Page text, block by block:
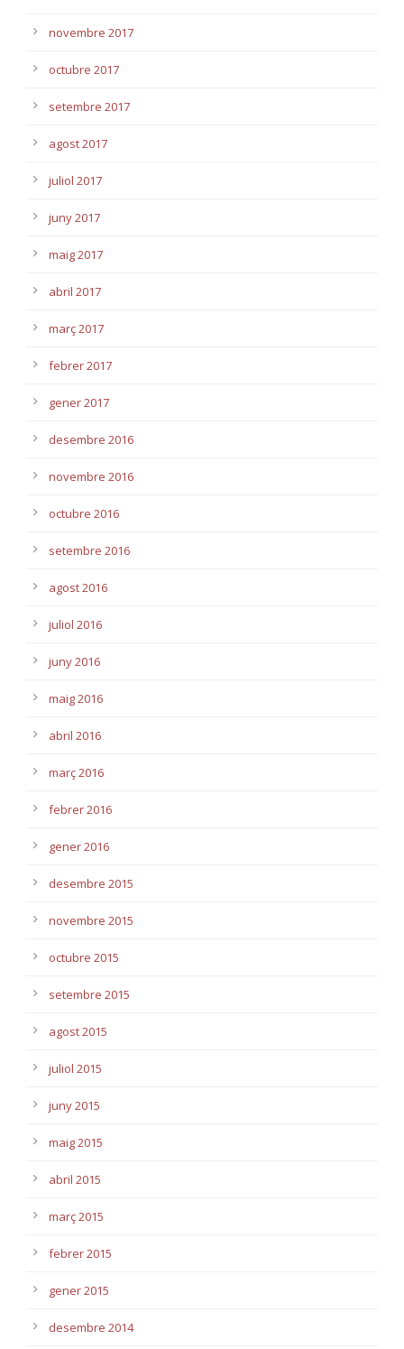
novembre 2017
octubre 2017
setembre 2017
agost 2017
juliol 2017
juny 2017
maig 2017
abril 2017
març 2017
febrer 2017
gener 2017
desembre 2016
novembre 2016
octubre 2016
setembre 2016
agost 2016
juliol 2016
juny 2016
maig 2016
abril 2016
març 2016
febrer 2016
gener 2016
desembre 2015
novembre 2015
octubre 2015
setembre 2015
agost 2015
juliol 2015
juny 2015
maig 2015
abril 2015
març 2015
febrer 2015
gener 2015
desembre 2014